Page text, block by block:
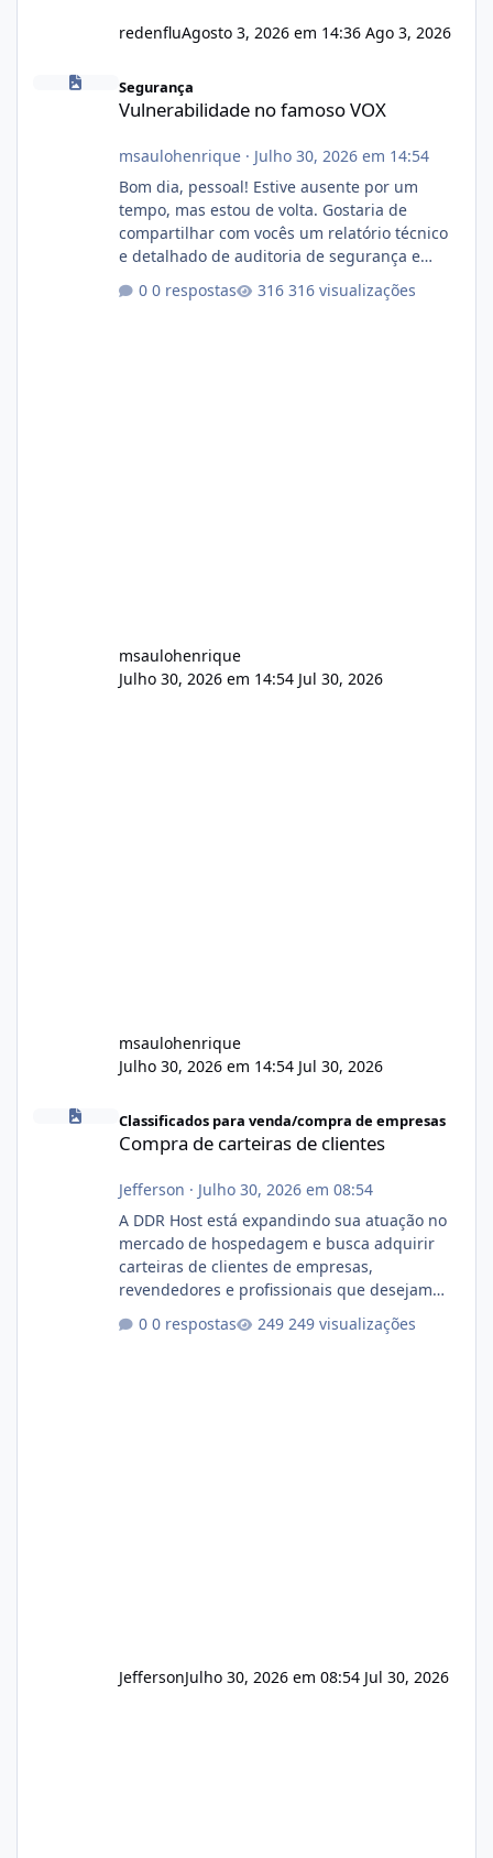
redenfluAgosto 3, 2026 em 14:36 Ago 3, 2026
Segurança
Vulnerabilidade no famoso VOX
msaulohenrique· Julho 30, 2026 em 14:54
Bom dia, pessoal! Estive ausente por um
tempo, mas estou de volta. Gostaria de
compartilhar com vocês um relatório técnico
e detalhado de auditoria de segurança e
atualmente em circulação e comercialização
0 respostas 316 visualizações
msaulohenrique
Julho 30, 2026 em 14:54 Jul 30, 2026
msaulohenrique
Julho 30, 2026 em 14:54 Jul 30, 2026
Compra de carteiras de clientes
Classificados para venda/compra de empresas
Compra de carteiras de clientes
Jefferson · Julho 30, 2026 em 08:54
A DDR Host está expandindo sua atuação no
mercado de hospedagem e busca adquirir
carteiras de clientes de empresas,
revendedores e profissionais que desejam
encerrar suas atividades ou reduzir sua
operação. Se você possui clientes ativos de
0 respostas 249 visualizações
JeffersonJulho 30, 2026 em 08:54 Jul 30, 2026